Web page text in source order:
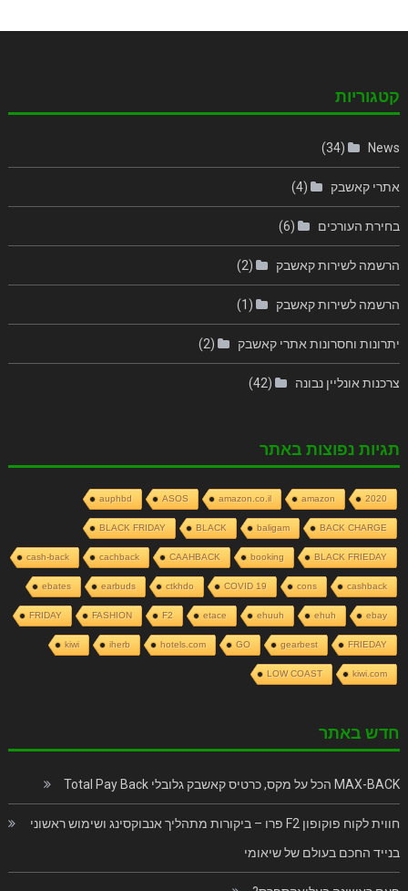
קטגוריות
News
(34)
אתרי קאשבק (4)
בחירת העורכים (6)
הרשמה לשירות קאשבק (2)
הרשמה לשירות קאשבק (1)
יתרונות וחסרונות אתרי קאשבק (2)
צרכנות אונליין נבונה (42)
תגיות נפוצות באתר
2020
amazon
amazon.co.il
ASOS
auphbd
BACK CHARGE
baligam
BLACK
BLACK FRIDAY
BLACK FRIEDAY
booking
CAAHBACK
cachback
cash-back
cashback
cons
COVID 19
ctkhdo
earbuds
ebates
ebay
ehuh
ehuuh
etace
F2
FASHION
FRIDAY
FRIEDAY
gearbest
GO
hotels.com
iherb
kiwi
kiwi.com
LOW COAST
חדש באתר
MAX-BACK הכל על מקס, כרטיס קאשבק גלובלי Total Pay Back
חווית לקוח פוקופון F2 פרו – ביקורות מתהליך אנבוקסינג ושימוש ראשוני
בנייד החכם בעולם של שיאומי